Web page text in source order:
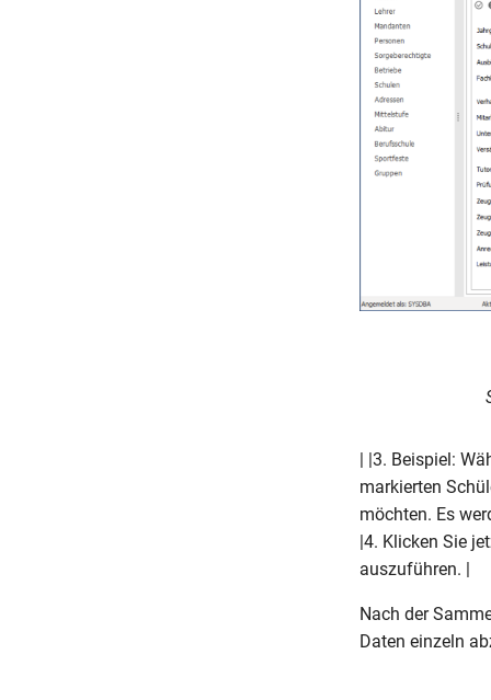
| |3. Beispiel:
markierten
möchten. Es
|4. Klicken Sie
auszuführen. |
Nach der
Daten einzeln